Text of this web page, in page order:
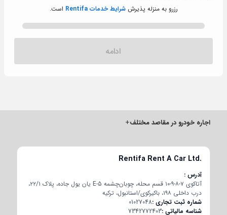
رزرو به منزله پذیرششرایط خدمات Rentifa است.
ادامه
اجاره خودرو در مقاصد مختلف+
Rentifa Rent A Car Ltd.
آدرس
آتاکوی ۷-۸-۹-۱۰ قسم محله، چوبان‌چشمه E-5 یان یول جاده، پلاک ۲۲/۱،
درب داخلی ۱۹۸، باکیرکوی/استانبول، ترکیه
شماره ثبت تجاری01027048
شناسه مالیاتی7342772403